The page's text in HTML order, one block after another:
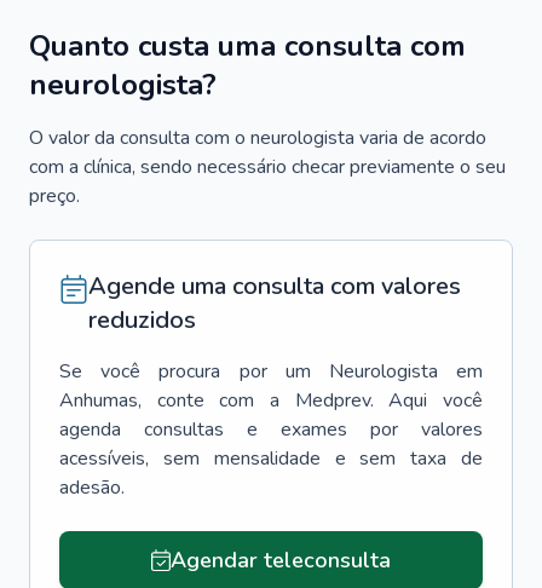
Quanto custa uma consulta com
neurologista?
O valor da consulta com o neurologista varia de acordo
com a clínica, sendo necessário checar previamente o seu
preço.
Agende uma consulta com valores
reduzidos
Se você procura por um Neurologista
em
Anhumas, conte com a Medprev. Aqui você
agenda consultas e exames por valores
acessíveis, sem mensalidade e sem taxa de
adesão.
Agendar teleconsulta